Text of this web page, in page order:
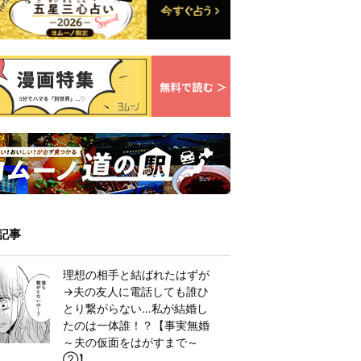
事
理想の相手と結ばれたはずが
→夫の友人に電話しても誰ひ
とり繋がらない…私が結婚し
たのは一体誰！？【事実無婚
～夫の仮面をはがすまで～